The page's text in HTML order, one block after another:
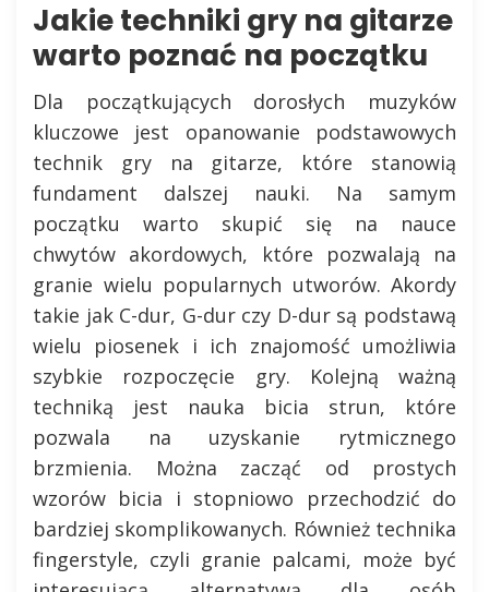
Jakie techniki gry na gitarze
warto poznać na początku
Dla początkujących dorosłych muzyków
kluczowe jest opanowanie podstawowych
technik gry na gitarze, które stanowią
fundament dalszej nauki. Na samym
początku warto skupić się na nauce
chwytów akordowych, które pozwalają na
granie wielu popularnych utworów. Akordy
takie jak C-dur, G-dur czy D-dur są podstawą
wielu piosenek i ich znajomość umożliwia
szybkie rozpoczęcie gry. Kolejną ważną
techniką jest nauka bicia strun, które
pozwala na uzyskanie rytmicznego
brzmienia. Można zacząć od prostych
wzorów bicia i stopniowo przechodzić do
bardziej skomplikowanych. Również technika
fingerstyle, czyli granie palcami, może być